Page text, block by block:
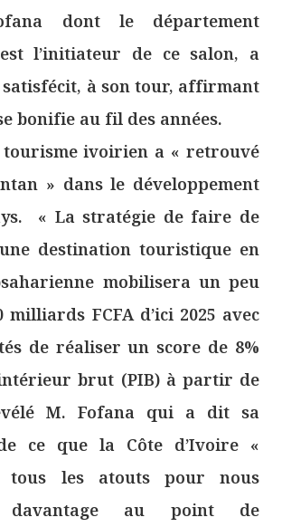
dont le département
l’initiateur de ce salon, a
à son tour, affirmant
bonifie au fil des années.
tourisme ivoirien a « retrouvé
» dans le développement
« La stratégie de faire de
destination touristique en
mobilisera un peu
milliards FCFA d’ici 2025 avec
de réaliser un score de 8%
brut (PIB) à partir de
M. Fofana qui a dit sa
ce que la Côte d’Ivoire «
tous les atouts pour nous
davantage au point de